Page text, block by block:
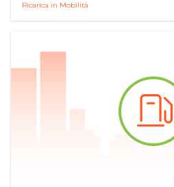
Ricarica in Mobilità